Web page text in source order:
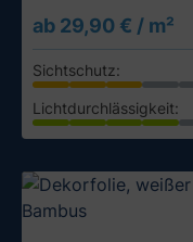
ab 29,90 € / m²
Sichtschutz:
Lichtdurchlässigkeit:
Muster testen